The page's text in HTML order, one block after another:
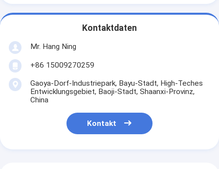
Kontaktdaten
Mr. Hang Ning
+86 15009270259
Gaoya-Dorf-Industriepark, Bayu-Stadt, High-Teches
Entwicklungsgebiet, Baoji-Stadt, Shaanxi-Provinz,
China
Kontakt